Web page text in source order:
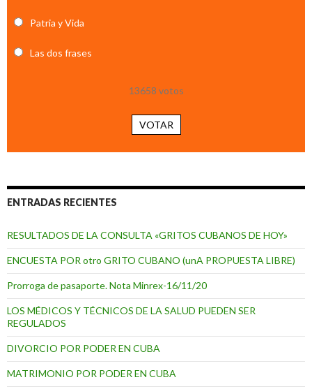
Patria y Vida
Las dos frases
13658 votos
VOTAR
ENTRADAS RECIENTES
RESULTADOS DE LA CONSULTA «GRITOS CUBANOS DE HOY»
ENCUESTA POR otro GRITO CUBANO (unA PROPUESTA LIBRE)
Prorroga de pasaporte. Nota Minrex-16/11/20
LOS MÉDICOS Y TÉCNICOS DE LA SALUD PUEDEN SER
REGULADOS
DIVORCIO POR PODER EN CUBA
MATRIMONIO POR PODER EN CUBA